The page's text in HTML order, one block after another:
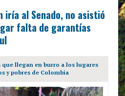
iría al Senado, no asistió
falta de garantías
llegan en burro a los lugares
y pobres de Colombia